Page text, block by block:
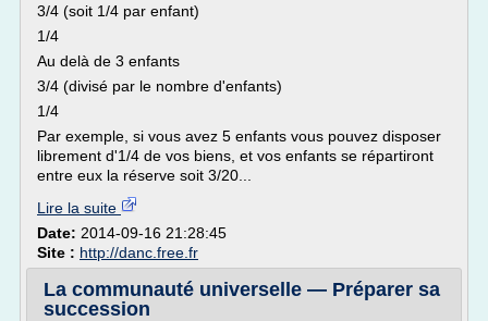
3/4 (soit 1/4 par enfant)
1/4
Au delà de 3 enfants
3/4 (divisé par le nombre d'enfants)
1/4
Par exemple, si vous avez 5 enfants vous pouvez disposer
librement d'1/4 de vos biens, et vos enfants se répartiront
entre eux la réserve soit 3/20...
Lire la suite
Date: 2014-09-16 21:28:45
Site : http://danc.free.fr
La communauté universelle — Préparer sa
succession